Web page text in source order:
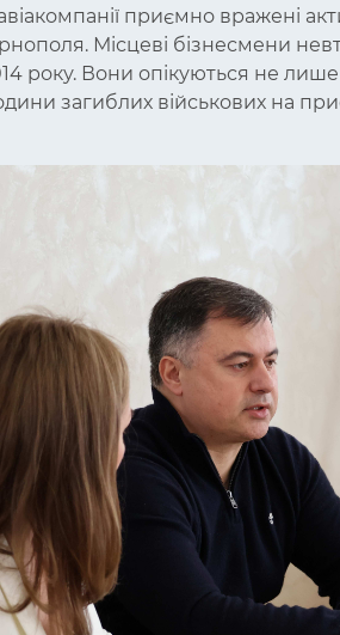
приємно вражені
Місцеві бізнесмени
року. Вони опікуються не
загиблих військових на